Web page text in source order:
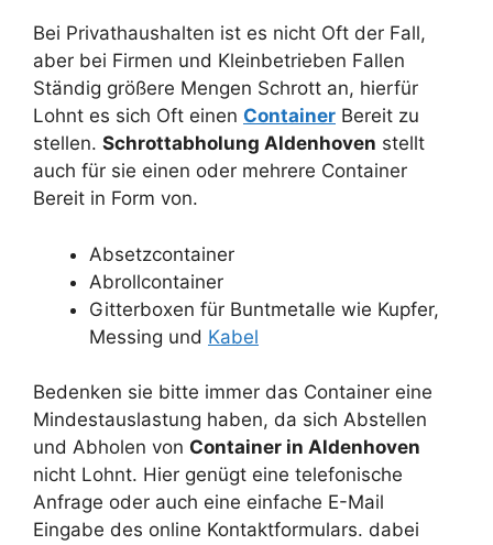
Bei Privathaushalten ist es nicht Oft der Fall,
aber bei Firmen und Kleinbetrieben Fallen
Ständig größere Mengen Schrott an, hierfür
Lohnt es sich Oft einen Container Bereit zu
stellen. Schrottabholung Aldenhoven stellt
auch für sie einen oder mehrere Container
Bereit in Form von.
Absetzcontainer
Abrollcontainer
Gitterboxen für Buntmetalle wie Kupfer,
Messing und Kabel
Bedenken sie bitte immer das Container eine
Mindestauslastung haben, da sich Abstellen
und Abholen von Container in Aldenhoven
nicht Lohnt. Hier genügt eine telefonische
Anfrage oder auch eine einfache E-Mail
Eingabe des online Kontaktformulars. dabei